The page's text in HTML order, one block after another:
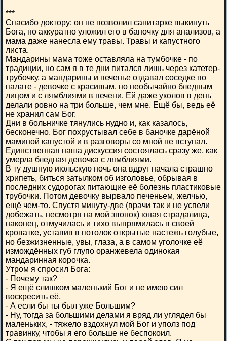
***
Спасибо доктору: он не позволил санитарке выкинуть
Бога, но аккуратно уложил его в баночку для анализов, а
мама даже нанесла ему травы. Травы и капустного
листа.
Мандарины мама тоже оставляла на тумбочке - по
традиции, но сам я в те дни питался лишь через катетер-
трубочку, а мандарины и печенье отдавал соседке по
палате - девочке с красивым, но необычайно бледным
лицом и с лямблиями в печени. Ей даже уколов в день
делали ровно на три больше, чем мне. Ещё бы, ведь её
не хранил сам Бог.
Дни в больничке тянулись нудно и, как казалось,
бесконечно. Бог похрустывал себе в баночке дарёной
маминой капустой и в разговоры со мной не вступал.
Единственная наша дискуссия состоялась сразу же, как
умерла бледная девочка с лямблиями.
В ту душную июльскую ночь она вдруг начала страшно
хрипеть, биться затылком об изголовье, обрывая в
последних судорогах питающие её болезнь пластиковые
трубочки. Потом девочку вырвало печеньем, желчью,
ещё чем-то. Спустя минуту-две (врачи так и не успели
добежать, несмотря на мой звонок) юная страдалица,
наконец, отмучилась и тихо выпрямилась в своей
кроватке, уставив в потолок открытые настежь голубые,
но безжизненные, увы, глаза, а в самом уголочке её
измождённых губ глупо оранжевела одинокая
мандаринная корочка.
Утром я спросил Бога:
- Почему так?
- Я ещё слишком маленький Бог и не имею сил
воскресить её.
- А если бы ты был уже Большим?
- Ну, тогда за большими делами я вряд ли углядел бы
маленьких, - тяжело вздохнул мой Бог и уполз под
травинку, чтобы я его больше не беспокоил.